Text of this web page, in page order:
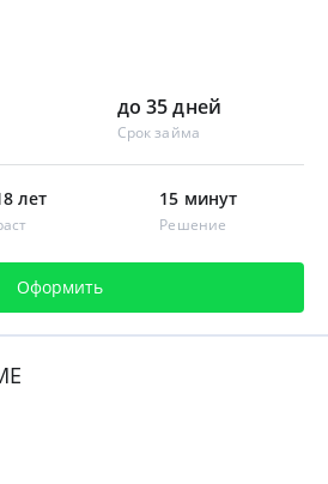
до 35 дней
Срок займа
лет 15 минут
Решение
Оформить